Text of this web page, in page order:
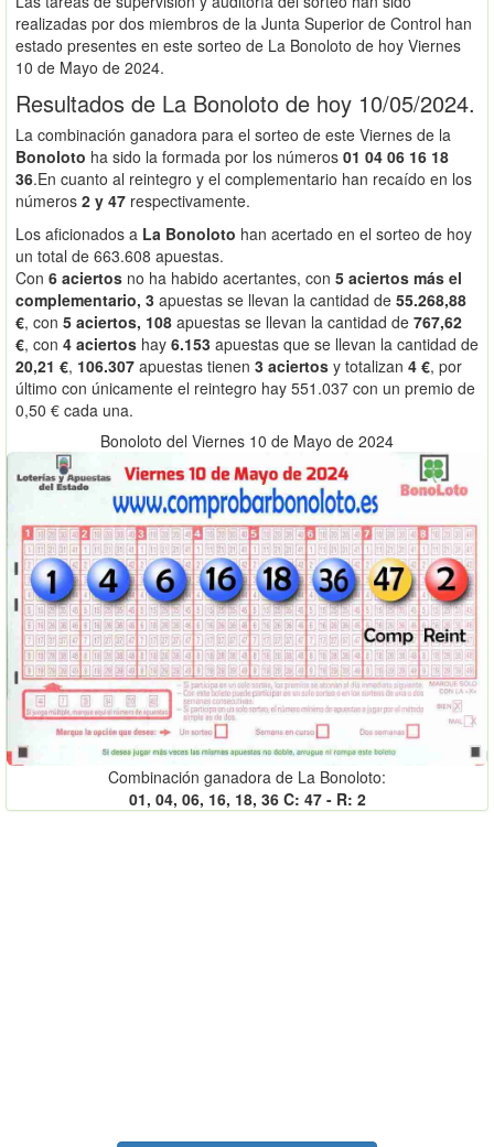
realizadas por dos miembros de la Junta Superior de Control han
estado presentes en este sorteo de La Bonoloto de hoy Viernes
10 de Mayo de 2024.
Resultados de La Bonoloto de hoy 10/05/2024.
La combinación ganadora para el sorteo de este Viernes de la
Bonoloto ha sido la formada por los números 01 04 06 16 18
36.En cuanto al reintegro y el complementario han recaído en los
números 2 y 47 respectivamente.
Los aficionados a La Bonoloto han acertado en el sorteo de hoy
un total de 663.608 apuestas.
Con 6 aciertos no ha habido acertantes, con 5 aciertos más el
complementario, 3 apuestas se llevan la cantidad de 55.268,88
€, con 5 aciertos, 108 apuestas se llevan la cantidad de 767,62
€, con 4 aciertos hay 6.153 apuestas que se llevan la cantidad de
20,21 €, 106.307 apuestas tienen 3 aciertos y totalizan 4 €, por
último con únicamente el reintegro hay 551.037 con un premio de
0,50 € cada una.
Bonoloto del Viernes 10 de Mayo de 2024
Combinación ganadora de La Bonoloto:
01, 04, 06, 16, 18, 36 C: 47 - R: 2